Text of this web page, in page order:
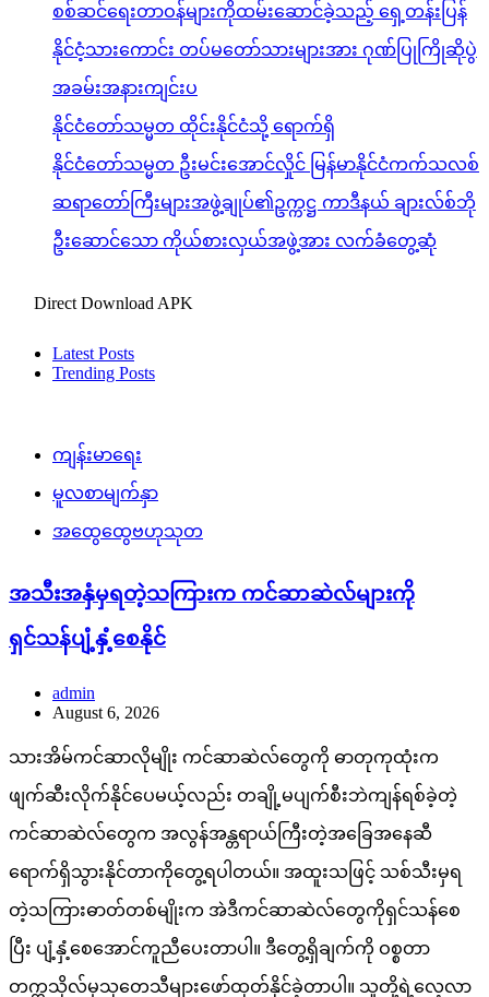
စစ်ဆင်ရေးတာဝန်များကိုထမ်းဆောင်ခဲ့သည့် ရှေ့တန်းပြန်
နိုင်ငံ့သားကောင်း တပ်မတော်သားများအား ဂုဏ်ပြုကြိုဆိုပွဲ
အခမ်းအနားကျင်းပ
နိုင်ငံတော်သမ္မတ ထိုင်းနိုင်ငံသို့ ရောက်ရှိ
နိုင်ငံတော်သမ္မတ ဦးမင်းအောင်လှိုင် မြန်မာနိုင်ငံကက်သလစ်
ဆရာတော်ကြီးများအဖွဲ့ချုပ်၏ဥက္ကဋ္ဌ ကာဒီနယ် ချားလ်စ်ဘို
ဦးဆောင်သော ကိုယ်စားလှယ်အဖွဲ့အား လက်ခံတွေ့ဆုံ
Direct Download APK
Latest Posts
Trending Posts
ကျန်းမာရေး
မူလစာမျက်နှာ
အထွေထွေဗဟုသုတ
အသီးအနှံမှရတဲ့သကြားက ကင်ဆာဆဲလ်များကို
ရှင်သန်ပျံ့နှံ့စေနိုင်
admin
August 6, 2026
သားအိမ်ကင်ဆာလိုမျိုး ကင်ဆာဆဲလ်တွေကို ဓာတုကုထုံးက
ဖျက်ဆီးလိုက်နိုင်ပေမယ့်လည်း တချို့မပျက်စီးဘဲကျန်ရစ်ခဲ့တဲ့
ကင်ဆာဆဲလ်တွေက အလွန်အန္တရာယ်ကြီးတဲ့အခြေအနေဆီ
ရောက်ရှိသွားနိုင်တာကိုတွေ့ရပါတယ်။ အထူးသဖြင့် သစ်သီးမှရ
တဲ့သကြားဓာတ်တစ်မျိုးက အဲဒီကင်ဆာဆဲလ်တွေကိုရှင်သန်စေ
ပြီး ပျံ့နှံ့စေအောင်ကူညီပေးတာပါ။ ဒီတွေ့ရှိချက်ကို ဝစ္စတာ
တက္ကသိုလ်မှသုတေသီများဖော်ထုတ်နိုင်ခဲ့တာပါ။ သူတို့ရဲ့လေ့လာ